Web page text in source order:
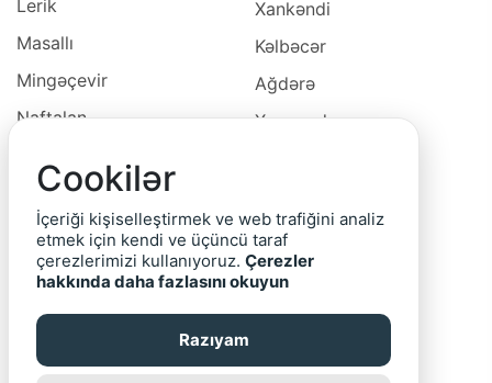
Lerik
Masallı
Mingəçevir
Naftalan
Neftçala
Oğuz
Ordubad
Xankəndi
Kəlbəcər
Ağdərə
Xocavəd
Cəbrayıl
Qubadlı
Cookilər
İçeriği kişiselleştirmek ve web trafiğini analiz
etmek için kendi ve üçüncü taraf
çerezlerimizi kullanıyoruz. Çerezler
hakkında daha fazlasını okuyun
Razıyam